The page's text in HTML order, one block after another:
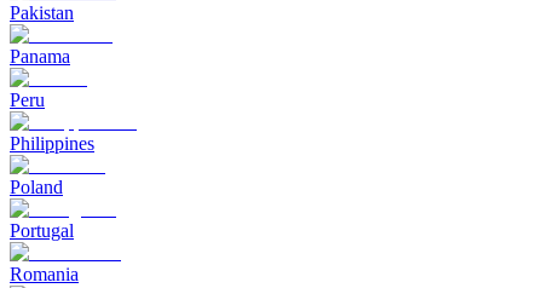
Pakistan
Panama
Peru
Philippines
Poland
Portugal
Romania